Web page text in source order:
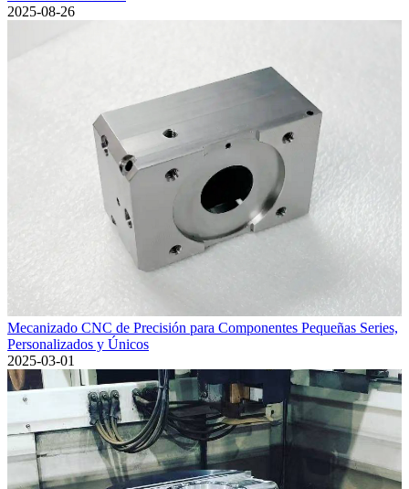
2025-08-26
Mecanizado CNC de Precisión para Componentes Pequeñas Series,
Personalizados y Únicos
2025-03-01